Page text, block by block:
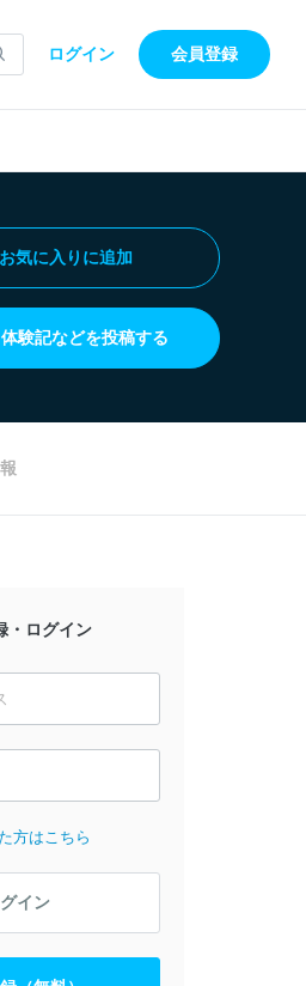
ログイン 会員登録
お気に入りに追加
験記などを投稿する
・ログイン
方はこちら
イン